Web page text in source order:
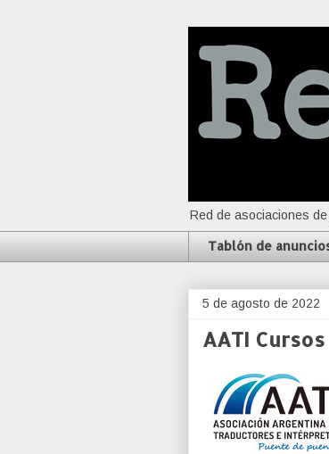
Red de asociaciones
Tablón de
5 de agosto de 2022
AATI Cursos